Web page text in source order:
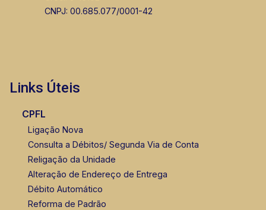
CNPJ: 00.685.077/0001-42
Links Úteis
CPFL
Ligação Nova
Consulta a Débitos/ Segunda Via de Conta
Religação da Unidade
Alteração de Endereço de Entrega
Débito Automático
Reforma de Padrão